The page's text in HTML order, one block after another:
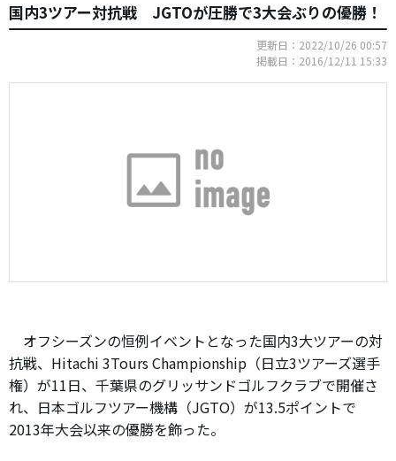
国内3ツアー対抗戦 JGTOが圧勝で3大会ぶりの優勝！
更新日：2022/10/26 00:57
掲載日：2016/12/11 15:33
オフシーズンの恒例イベントとなった国内3大ツアーの対
抗戦、Hitachi 3Tours Championship（日立3ツアーズ選手
権）が11日、千葉県のグリッサンドゴルフクラブで開催さ
れ、日本ゴルフツアー機構（JGTO）が13.5ポイントで
2013年大会以来の優勝を飾った。